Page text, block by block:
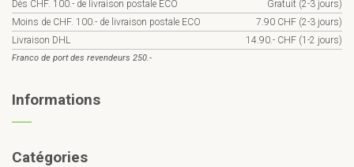
Dès CHF. 100.- de livraison postale ECO
Gratuit (2-3 jours)
Moins de CHF. 100.- de livraison postale ECO
7.90 CHF (2-3 jours)
Livraison DHL
14.90.- CHF (1-2 jours)
Franco de port des revendeurs 250.-
Informations
Catégories